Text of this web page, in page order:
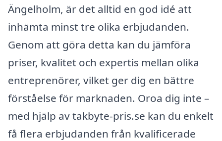
Ängelholm, är det alltid en god idé att
inhämta minst tre olika erbjudanden.
Genom att göra detta kan du jämföra
priser, kvalitet och expertis mellan olika
entreprenörer, vilket ger dig en bättre
förståelse för marknaden. Oroa dig inte –
med hjälp av takbyte-pris.se kan du enkelt
få flera erbjudanden från kvalificerade